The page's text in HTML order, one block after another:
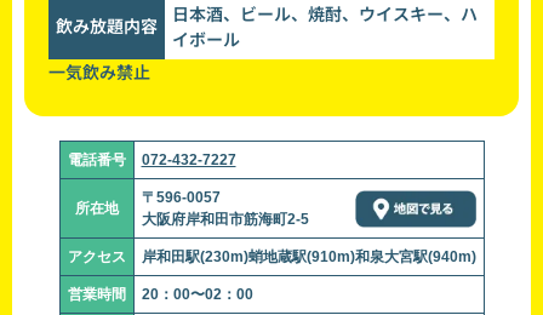
飲み放題内容
日本酒、ビール、焼酎、ウイスキー、ハ
イボール
一気飲み禁止
電話番号 072-432-7227
所在地
〒596-0057
大阪府岸和田市筋海町2-5
アクセス 岸和田駅(230m)蛸地蔵駅(910m)和泉大宮駅(940m)
営業時間 20：00〜02：00